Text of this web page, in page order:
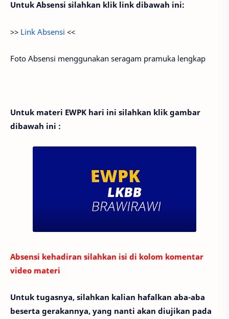
Untuk Absensi silahkan klik link dibawah ini:
>> Link Absensi <<
Foto Absensi menggunakan seragam pramuka lengkap
Untuk materi EWPK hari ini silahkan klik gambar
dibawah ini :
Absensi kehadiran silahkan isi di kolom komentar
video materi
Untuk tugasnya, silahkan kalian hafalkan aba-aba
beserta gerakannya, yang nanti akan diujikan pada